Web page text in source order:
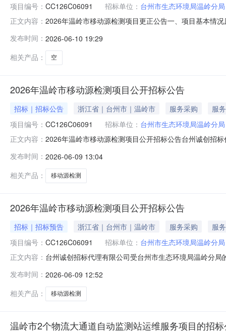
项目编号： CC126C06091 招标单位： 台州市生态环境局温岭分局
正文内容： 2026年温岭市移动源检测项目更正公告一、项目基本情
体系认证、环境质量管理体系认证、职业健康安全管理
有有效期内的质量管理
发布时间： 2026-06-10 19:29
相关产品：
空
2026年温岭市移动源检测项目公开招标公告
招标｜招标公告 浙江省｜台州市｜温岭市 服务采购
服务
项目编号： CC126C06091 招标单位： 台州市生态环境局温岭分局
正文内容： 2026年温岭市移动源检测项目公开招标公告台州诚创招
动源检测项目2026年需完成非道路移动机械执法检测不
行检查
发布时间： 2026-06-09 13:04
相关产品：
移动源检测
2026年温岭市移动源检测项目公开招标公告
招标｜招标预告 浙江省｜台州市｜温岭市 服务采购
服务
项目编号： CC126C06091 招标单位： 台州市生态环境局温岭分局
正文内容： 台州诚创招标代理有限公司受台州市生态环境局温岭分
执法检测不少于1080辆，路检检查不少于200辆，入户
置不正
发布时间： 2026-06-09 12:52
相关产品：
移动源检测
温岭市2个物流大通道自动监测站运维服务项目的招